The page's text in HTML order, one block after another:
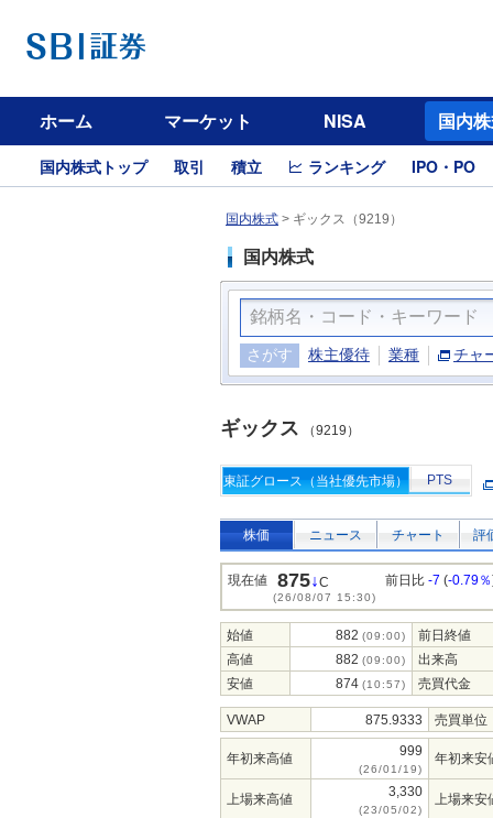
ホーム マーケット NISA 国内
国内株式トップ 取引 積立 ランキング IPO・PO
国内株式 > ギックス（9219）
国内株式
さがす 株主優待 業種 チャ
ギックス （9219）
東証グロース（当社優先市場） PTS
株価 ニュース チャート 評
現在値 875↓C
(26/08/07 15:30)
前日比 -7 (-0.79％
始値 882 (09:00)
前日終値
高値
882 (09:00)
出来高
安値
874 (10:57) 売買代金
VWAP 875.9333 売買単位
年初来高値 999
(26/01/19)
年初来安
上場来高値 3,330
(23/05/02)
上場来安